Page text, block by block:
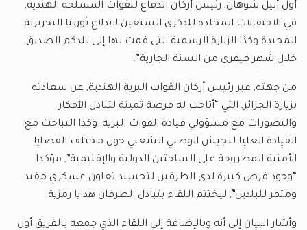
أول أنيل شوهان, رئيس أركان الدفاع للقوات المسلحة الهندية,
في الاحتفالات المخلدة للذكرى السبعين لاندلاع ثورتنا التحريرية
المجيدة وكذا الزيارة الرسمية التي قمت بها إلى بلدكم الصديق,
خلال شهر فيفري من السنة الجارية”.
من جهته, عبر رئيس أركان القوات البرية الهندية, عن سعادته
بزيارة الجزائر, التي “أتاحت له فرصة ثمينة لتبادل الأفكار
والتصورات مع مسؤولي قيادة القوات البرية, وكذا التباحث مع
القيادة العليا للجيش الوطني الشعبي حول مختلف القضايا
الأمنية المطروحة على الساحتين الدولية والإقليمية”, مؤكدا
“وجود فرص كبيرة لدى الطرفين لتجسيد تعاون عسكري مفيد
ومثمر للبلدين”, ليختتم اللقاء بتبادل الطرفان هدايا رمزية.
وأشار البيان إلى أنه وبالإضافة إلى اللقاء الذي جمعه بالفريق أول